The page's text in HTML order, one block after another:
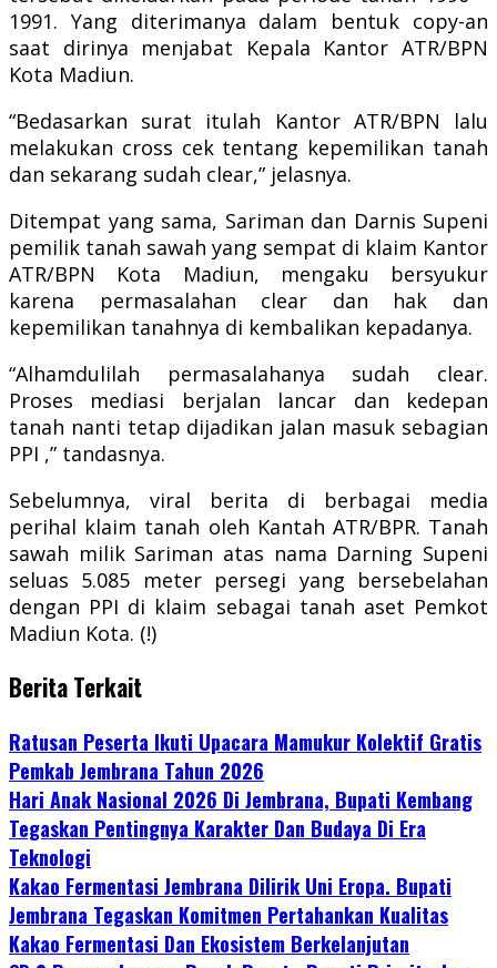
1991. Yang diterimanya dalam bentuk copy-an
saat dirinya menjabat Kepala Kantor ATR/BPN
Kota Madiun.
“Bedasarkan surat itulah Kantor ATR/BPN lalu
melakukan cross cek tentang kepemilikan tanah
dan sekarang sudah clear,” jelasnya.
Ditempat yang sama, Sariman dan Darnis Supeni
pemilik tanah sawah yang sempat di klaim Kantor
ATR/BPN Kota Madiun, mengaku bersyukur
karena permasalahan clear dan hak dan
kepemilikan tanahnya di kembalikan kepadanya.
“Alhamdulilah permasalahanya sudah clear.
Proses mediasi berjalan lancar dan kedepan
tanah nanti tetap dijadikan jalan masuk sebagian
PPI ,” tandasnya.
Sebelumnya, viral berita di berbagai media
perihal klaim tanah oleh Kantah ATR/BPR. Tanah
sawah milik Sariman atas nama Darning Supeni
seluas 5.085 meter persegi yang bersebelahan
dengan PPI di klaim sebagai tanah aset Pemkot
Madiun Kota. (!)
Berita Terkait
Ratusan Peserta Ikuti Upacara Mamukur Kolektif Gratis
Pemkab Jembrana Tahun 2026
Hari Anak Nasional 2026 Di Jembrana, Bupati Kembang
Tegaskan Pentingnya Karakter Dan Budaya Di Era
Teknologi
Kakao Fermentasi Jembrana Dilirik Uni Eropa. Bupati
Jembrana Tegaskan Komitmen Pertahankan Kualitas
Kakao Fermentasi Dan Ekosistem Berkelanjutan